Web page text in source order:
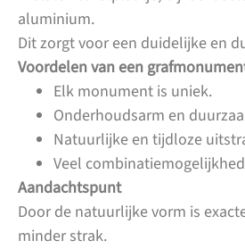
aluminium.
Dit zorgt voor een duidelijke en
Voordelen van een
Elk monument is uniek.
Onderhoudsarm en
Natuurlijke en tijdloze
Veel
Aandachtspunt
Door de natuurlijke vorm is
minder strak.